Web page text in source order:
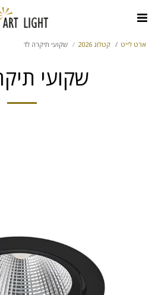
ארט לייט קטלוג 2026 שקועי תיקרה לד
שקועי